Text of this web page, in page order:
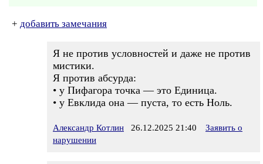
+ добавить замечания
Я не против условностей и даже не против
мистики.
Я против абсурда:
• у Пифагора точка — это Единица.
• у Евклида она — пуста, то есть Ноль.
Александр Котлин 26.12.2025 21:40
Заявить о
нарушении